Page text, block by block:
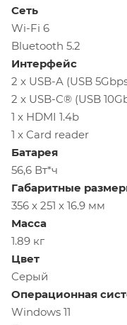
Сеть
Wi-Fi 6
Bluetooth 5.2
Интерфейс
2 x USB-A (USB
2 x USB-C® (USB
1 x HDMI 1.4b
1 x Card reader
Батарея
56,6 Вт*ч
Габаритные
356 x 251 x 16.9 мм
Масса
1.89 кг
Цвет
Серый
Операционная
Windows 11